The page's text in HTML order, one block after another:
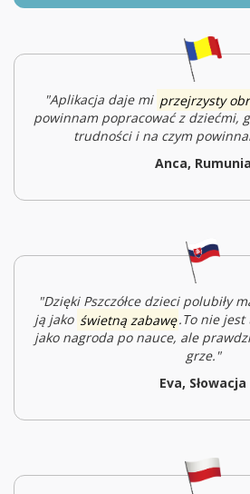
"Aplikacja daje mi przejrzysty
powinnam popracować z dziećmi,
trudności i na czym
Anca, Rumunia
"Dzięki Pszczółce dzieci polubiły
ją jako świetną zabawę.To nie jest
jako nagroda po nauce, ale
grze. "
Eva, Słowacja